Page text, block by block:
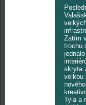
Zatím
trochu
skryta
velkou
Tyla a